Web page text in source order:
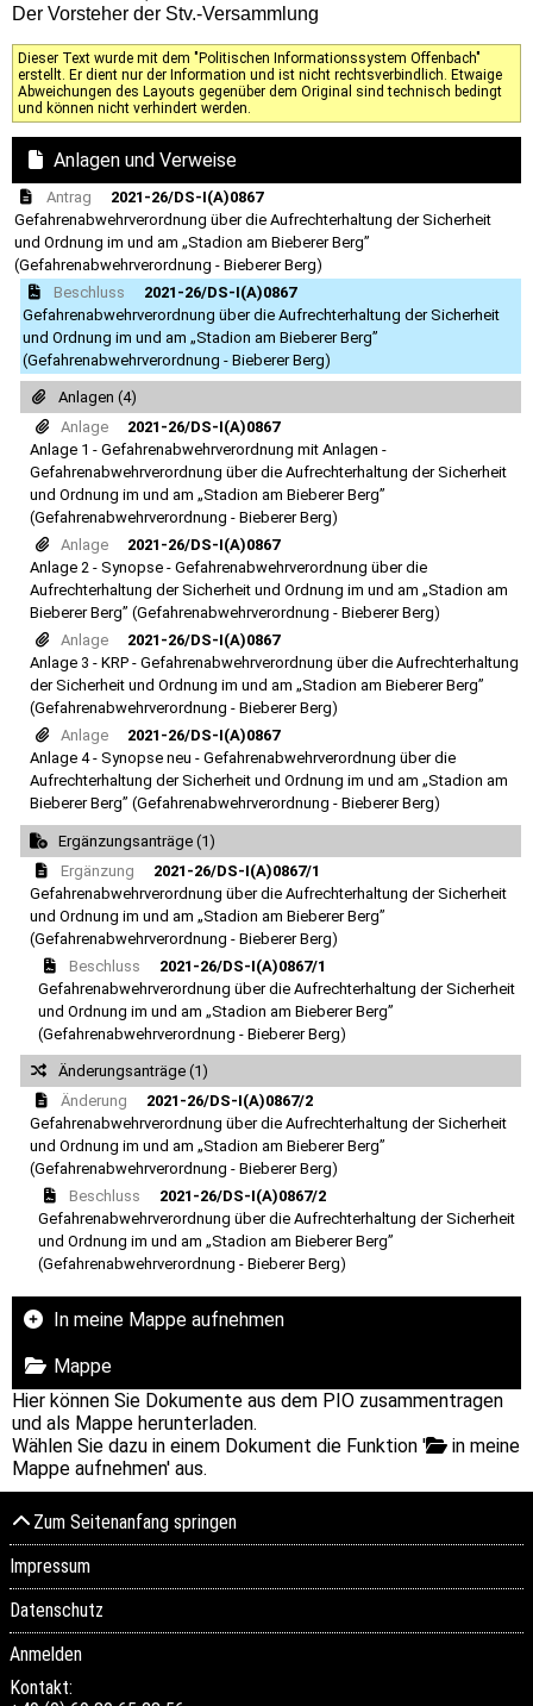
Der Vorsteher der Stv.-Versammlung
Dieser Text wurde mit dem "Politischen Informationssystem Offenbach"
erstellt. Er dient nur der Information und ist nicht rechtsverbindlich. Etwaige
Abweichungen des Layouts gegenüber dem Original sind technisch bedingt
und können nicht verhindert werden.
Anlagen und Verweise
Antrag
2021-26/DS-I(A)0867
Gefahrenabwehrverordnung über die Aufrechterhaltung der Sicherheit
und Ordnung im und am „Stadion am Bieberer Berg”
(Gefahrenabwehrverordnung - Bieberer Berg)
Beschluss
2021-26/DS-I(A)0867
Gefahrenabwehrverordnung über die Aufrechterhaltung der Sicherheit
und Ordnung im und am „Stadion am Bieberer Berg”
(Gefahrenabwehrverordnung - Bieberer Berg)
Anlagen (4)
Anlage
2021-26/DS-I(A)0867
Anlage 1 - Gefahrenabwehrverordnung mit Anlagen -
Gefahrenabwehrverordnung über die Aufrechterhaltung der Sicherheit
und Ordnung im und am „Stadion am Bieberer Berg”
(Gefahrenabwehrverordnung - Bieberer Berg)
Anlage
2021-26/DS-I(A)0867
Anlage 2 - Synopse - Gefahrenabwehrverordnung über die
Aufrechterhaltung der Sicherheit und Ordnung im und am „Stadion am
Bieberer Berg” (Gefahrenabwehrverordnung - Bieberer Berg)
Anlage
2021-26/DS-I(A)0867
Anlage 3 - KRP - Gefahrenabwehrverordnung über die Aufrechterhaltung
der Sicherheit und Ordnung im und am „Stadion am Bieberer Berg”
(Gefahrenabwehrverordnung - Bieberer Berg)
Anlage
2021-26/DS-I(A)0867
Anlage 4 - Synopse neu - Gefahrenabwehrverordnung über die
Aufrechterhaltung der Sicherheit und Ordnung im und am „Stadion am
Bieberer Berg” (Gefahrenabwehrverordnung - Bieberer Berg)
Ergänzungsanträge (1)
Ergänzung
2021-26/DS-I(A)0867/1
Gefahrenabwehrverordnung über die Aufrechterhaltung der Sicherheit
und Ordnung im und am „Stadion am Bieberer Berg”
(Gefahrenabwehrverordnung - Bieberer Berg)
Beschluss
2021-26/DS-I(A)0867/1
Gefahrenabwehrverordnung über die Aufrechterhaltung der Sicherheit
und Ordnung im und am „Stadion am Bieberer Berg”
(Gefahrenabwehrverordnung - Bieberer Berg)
Änderungsanträge (1)
Änderung
2021-26/DS-I(A)0867/2
Gefahrenabwehrverordnung über die Aufrechterhaltung der Sicherheit
und Ordnung im und am „Stadion am Bieberer Berg”
(Gefahrenabwehrverordnung - Bieberer Berg)
Beschluss
2021-26/DS-I(A)0867/2
Gefahrenabwehrverordnung über die Aufrechterhaltung der Sicherheit
und Ordnung im und am „Stadion am Bieberer Berg”
(Gefahrenabwehrverordnung - Bieberer Berg)
In meine Mappe aufnehmen
Mappe
Hier können Sie Dokumente aus dem PIO zusammentragen
und als Mappe herunterladen.
Wählen Sie dazu in einem Dokument die Funktion '
in meine
Mappe aufnehmen' aus.
Zum Seitenanfang springen
Impressum
Datenschutz
Anmelden
Kontakt: